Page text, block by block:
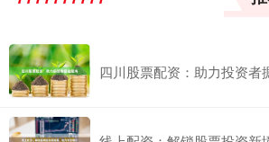
四川股票配资：助力投资者